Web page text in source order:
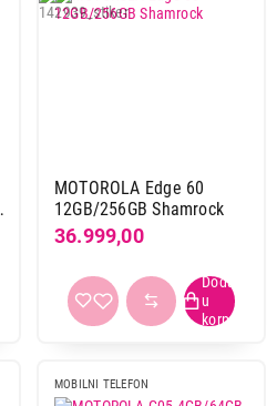
MOTOROLA Edge 60
12GB/256GB Shamrock
36.999,00
MOBILNI TELEFON